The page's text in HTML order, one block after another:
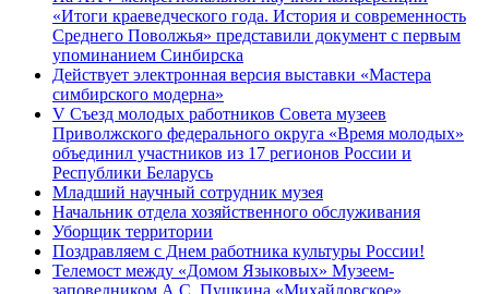
«Итоги краеведческого года. История и современность
Среднего Поволжья» представили документ с первым
упоминанием Синбирска
Действует электронная версия выставки «Мастера
симбирского модерна»
V Съезд молодых работников Совета музеев
Приволжского федерального округа «Время молодых»
объединил участников из 17 регионов России и
Республики Беларусь
Младший научный сотрудник музея
Начальник отдела хозяйственного обслуживания
Уборщик территории
Поздравляем с Днем работника культуры России!
Телемост между «Домом Языковых» Музеем-
заповедником А.С. Пушкина «Михайловское»